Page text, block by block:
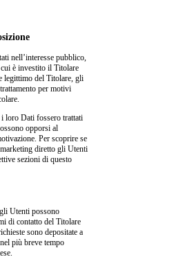
nell’interesse pubblico,
è investito il Titolare
legittimo del Titolare, gli
per motivi
loro Dati fossero trattati
opporsi al
Per scoprire se
diretto gli Utenti
sezioni di questo
Utenti possono
di contatto del Titolare
sono depositate a
più breve tempo